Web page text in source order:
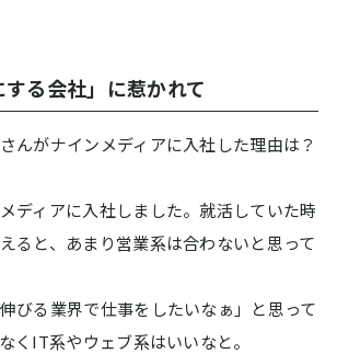
する会社」に惹かれて
んがナインメディアに入社した理由は？
ディアに入社しました。就活していた時
ると、あまり営業系は合わないと思って
びる業界で仕事をしたいなぁ」と思って
くIT系やウェブ系はいいなと。